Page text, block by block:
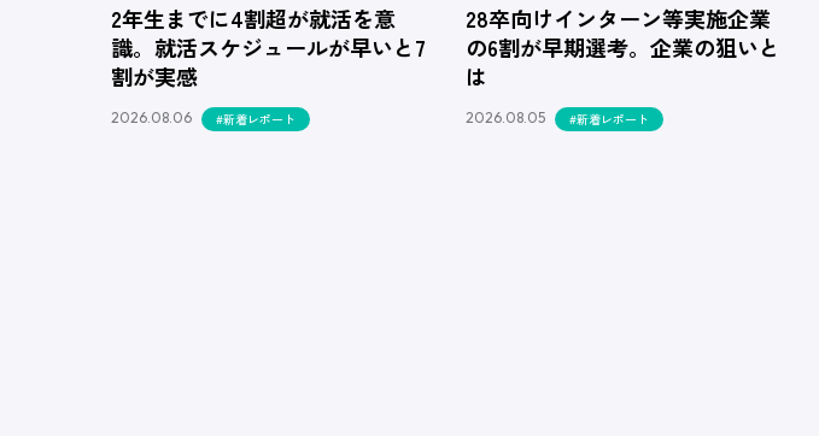
2年生までに4割超が就活を意
識。就活スケジュールが早いと7
割が実感
2026.08.06 #新着レポート
28卒向けインターン等実施企業
の6割が早期選考。企業の狙いと
は
2026.08.05 #新着レポート